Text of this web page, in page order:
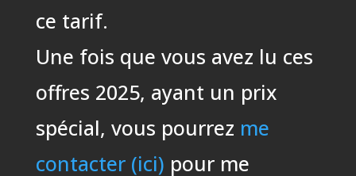
ce tarif.
Une fois que vous avez lu ces
offres 2025, ayant un prix
spécial, vous pourrez me
contacter (ici) pour me